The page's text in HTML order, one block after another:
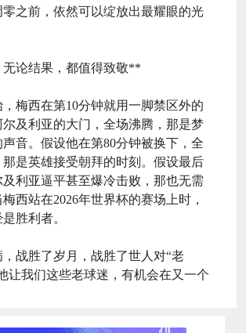
之前，依然可以绽放出最耀眼的光
论结果，都值得致敬**
梅西在第10分钟就用一脚禁区外的
及利亚的大门，全场沸腾，那是梦
音。假设他在第80分钟被换下，全
是英雄接受朝拜的时刻。假设最后
及利亚逼平甚至爆冷击败，那也无需
西站在2026年世界杯的赛场上时，
胜利者。
战胜了岁月，战胜了世人对“老
让我们这些老球迷，有机会在又一个